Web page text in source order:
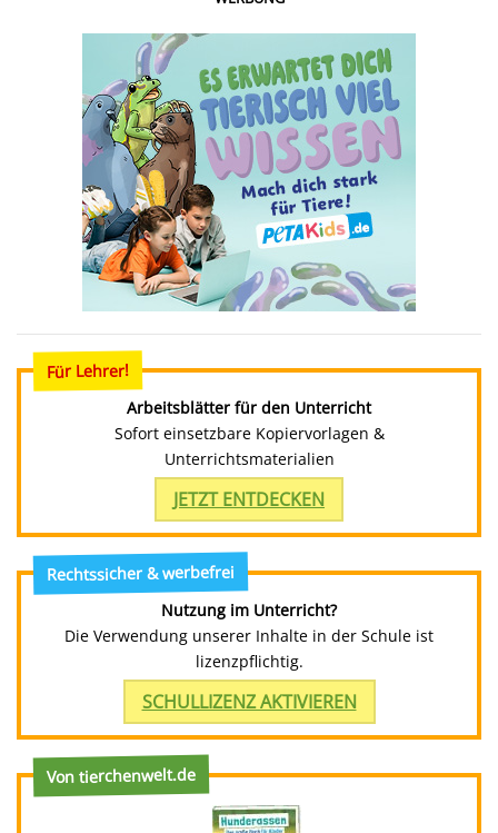
Für Lehrer!
Arbeitsblätter für den Unterricht
Sofort einsetzbare Kopiervorlagen &
Unterrichtsmaterialien
JETZT ENTDECKEN
Rechtssicher & werbefrei
Nutzung im Unterricht?
Die Verwendung unserer Inhalte in der Schule ist
lizenzpflichtig.
SCHULLIZENZ AKTIVIEREN
Von tierchenwelt.de